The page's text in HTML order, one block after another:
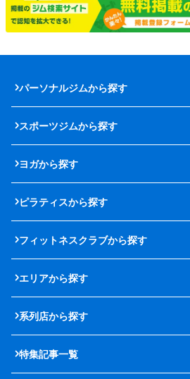
パーソナルジムから探す
スポーツジムから探す
ヨガから探す
ピラティスから探す
フィットネスクラブから探す
エリアから探す
系列店から探す
特集記事一覧